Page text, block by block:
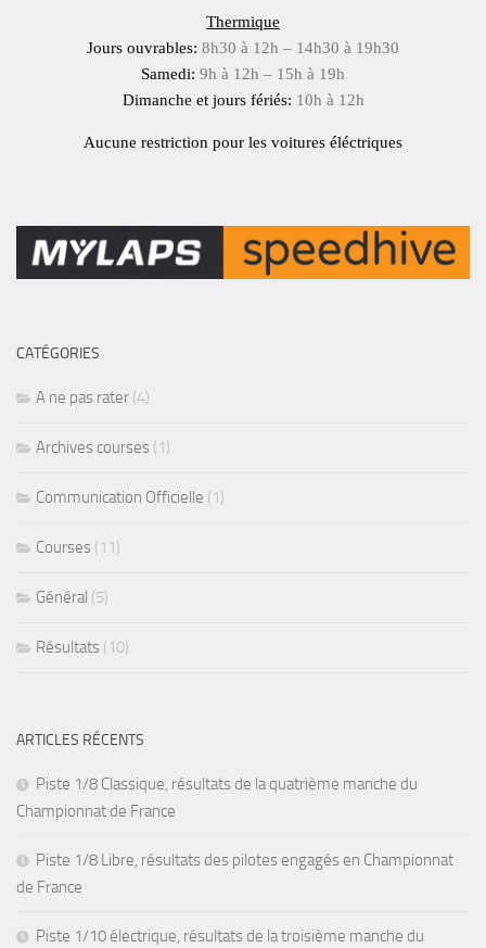
Thermique
Jours ouvrables: 8h30 à 12h – 14h30 à 19h30
Samedi: 9h à 12h – 15h à 19h
Dimanche et jours fériés: 10h à 12h
Aucune restriction pour les voitures éléctriques
CATÉGORIES
A ne pas rater (4)
Archives courses (1)
Communication Officielle (1)
Courses (11)
Général (5)
Résultats (10)
ARTICLES RÉCENTS
Piste 1/8 Classique, résultats de la quatrième manche du
Championnat de France
Piste 1/8 Libre, résultats des pilotes engagés en Championnat
de France
Piste 1/10 électrique, résultats de la troisième manche du